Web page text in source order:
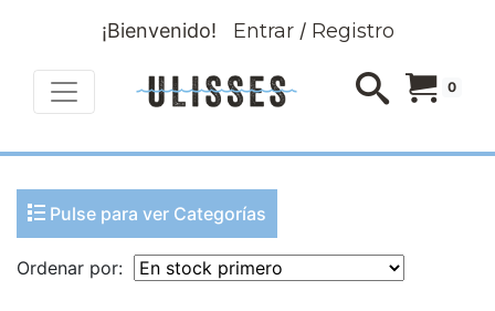
¡Bienvenido! Entrar/ Registro
0
Pulse para ver Categorías
Ordenar por: